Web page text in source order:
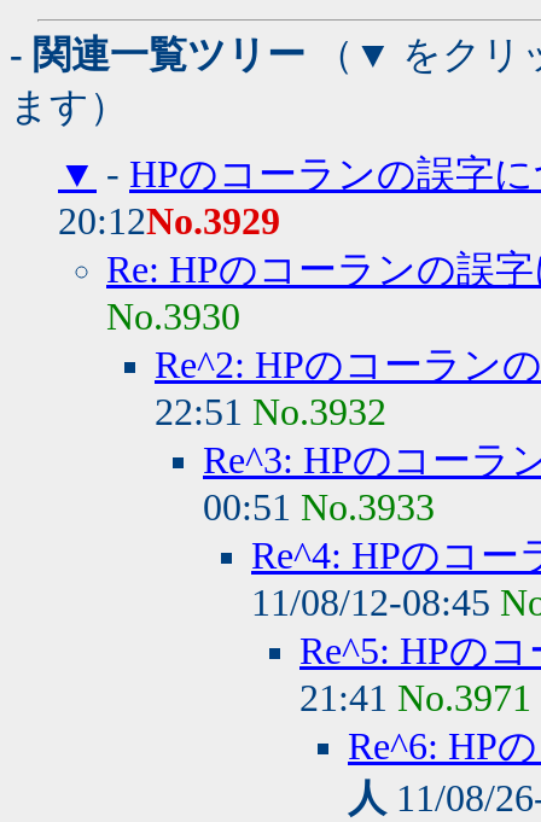
- 関連一覧ツリー （▼ をクリ
ます）
▼ - HPのコーランの誤字
20:12No.3929
Re: HPのコーランの誤
No.3930
Re^2: HPのコーラン
22:51 No.3932
Re^3: HPのコーラ
00:51 No.3933
Re^4: HPのコ
11/08/12-08:45
Re^5: HPの
21:41 No.3971
Re^6: HP
人 11/08/